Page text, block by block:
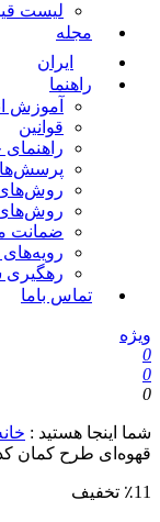
لیست
مجله
ایران
راهنما
آموزش
قوانین
راهنمای
روش‌های
روش‌های
ضمانت
رویه‌های
رهگیری
تماس باما
اینجا هستید : خانه
طرح کمان کد 93
تخفیف